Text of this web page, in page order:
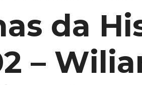
da
–